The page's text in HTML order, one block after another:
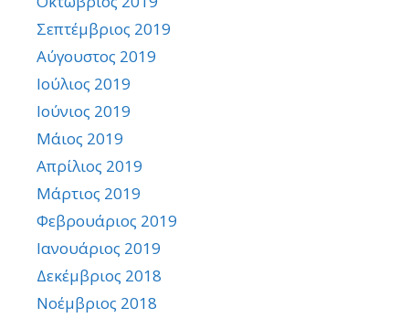
Σεπτέμβριος 2019
Αύγουστος 2019
Ιούλιος 2019
Ιούνιος 2019
Μάιος 2019
Απρίλιος 2019
Μάρτιος 2019
Φεβρουάριος 2019
Ιανουάριος 2019
Δεκέμβριος 2018
Νοέμβριος 2018